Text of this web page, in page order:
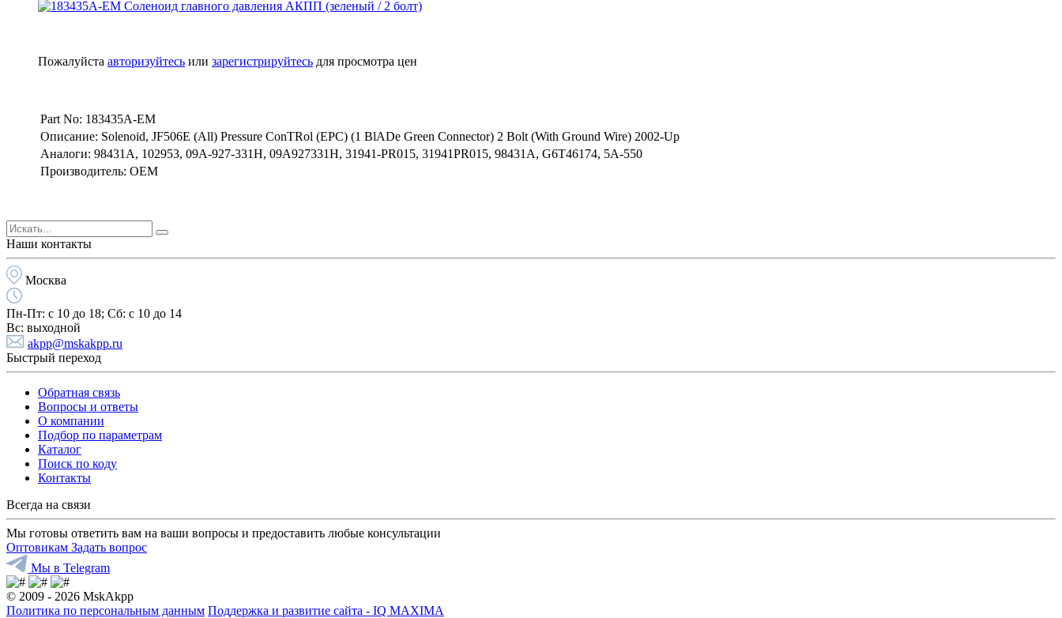
Пожалуйста авторизуйтесь или зарегистрируйтесь для просмотра цен
Part No: 183435A-EM
Описание: Solenoid, JF506E (All) Pressure ConTRol (EPC) (1 BlADe Green Connector) 2 Bolt (With Ground Wire) 2002-Up
Аналоги: 98431A, 102953, 09A-927-331H, 09A927331H, 31941-PR015, 31941PR015, 98431A, G6T46174, 5A-550
Производитель: OEM
Наши контакты
Москва
Пн-Пт: с 10 до 18; Cб: с 10 до 14
Вс: выходной
akpp@mskakpp.ru
Быстрый переход
Обратная связь
Вопросы и ответы
О компании
Подбор по параметрам
Каталог
Поиск по коду
Контакты
Всегда на связи
Мы готовы ответить вам на ваши вопросы и предоставить любые консультации
Оптовикам Задать вопрос
Мы в Telegram
© 2009 - 2026 MskAkpp
Политика по персональным данным Поддержка и развитие сайта - IQ MAXIMA